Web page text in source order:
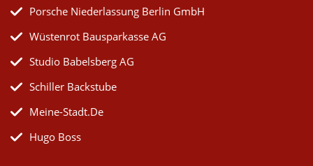
Porsche Niederlassung Berlin GmbH
Wüstenrot Bausparkasse AG
Studio Babelsberg AG
Schiller Backstube
Meine-Stadt.de
Hugo Boss